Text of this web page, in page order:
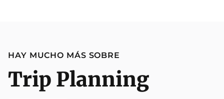
HAY MUCHO MÁS SOBRE
Trip Planning